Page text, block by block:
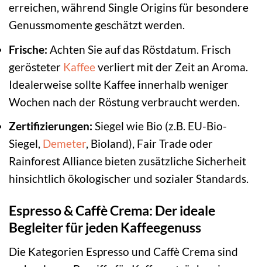
erreichen, während Single Origins für besondere
Genussmomente geschätzt werden.
Frische: Achten Sie auf das Röstdatum. Frisch
gerösteter Kaffeeverliert mit der Zeit an Aroma.
Idealerweise sollte Kaffee innerhalb weniger
Wochen nach der Röstung verbraucht werden.
Zertifizierungen: Siegel wie Bio (z.B. EU-Bio-
Siegel, Demeter, Bioland), Fair Trade oder
Rainforest Alliance bieten zusätzliche Sicherheit
hinsichtlich ökologischer und sozialer Standards.
Espresso & Caffè Crema: Der ideale
Begleiter für jeden Kaffeegenuss
Die Kategorien Espresso und Caffè Crema sind